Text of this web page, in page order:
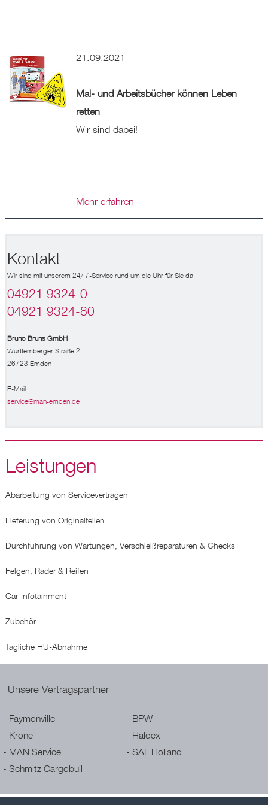
jederzeit ändern oder zurückziehen. Weitere
Informationen zur Verwendung Ihrer Daten finden Sie in
unsererDatenschutzerklärung
21.09.2021
Mal- und Arbeitsbücher können Leben
retten
Wir sind dabei!
Mehr erfahren
Kontakt
Wir sind mit unserem 24/ 7-Service rund um die Uhr für Sie da!
04921 9324-0
04921 9324-80
Bruno Bruns GmbH
Württemberger Straße 2
26723 Emden
E-Mail:
service@man-emden.de
Leistungen
Abarbeitung von Serviceverträgen
Lieferung von Originalteilen
Durchführung von Wartungen, Verschleißreparaturen & Checks
Felgen, Räder & Reifen
Car-Infotainment
Zubehör
Tägliche HU-Abnahme
Unsere Vertragspartner
Faymonville
Krone
MAN Service
Schmitz Cargobull
BPW
Haldex
SAF Holland